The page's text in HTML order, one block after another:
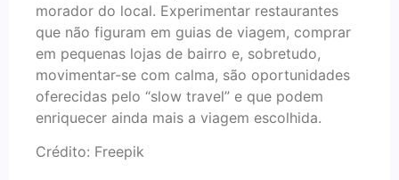
morador do local. Experimentar restaurantes
que não figuram em guias de viagem, comprar
em pequenas lojas de bairro e, sobretudo,
movimentar-se com calma, são oportunidades
oferecidas pelo “slow travel” e que podem
enriquecer ainda mais a viagem escolhida.
Crédito: Freepik